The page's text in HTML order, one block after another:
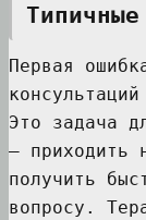
Первая
Это задача
— приходить
получить
вопросу.